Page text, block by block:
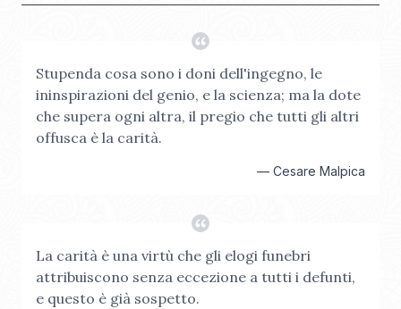
Stupenda cosa sono i doni dell'ingegno, le
ininspirazioni del genio, e la scienza; ma la dote
che supera ogni altra, il pregio che tutti gli altri
offusca è la carità.
— Cesare Malpica
La carità è una virtù che gli elogi funebri
attribuiscono senza eccezione a tutti i defunti,
e questo è già sospetto.